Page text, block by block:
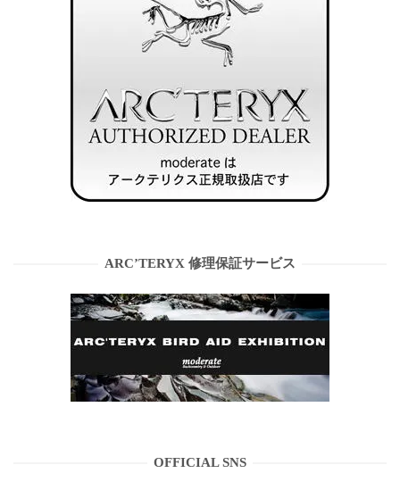
ARC’TERYX 修理保証サービス
OFFICIAL SNS